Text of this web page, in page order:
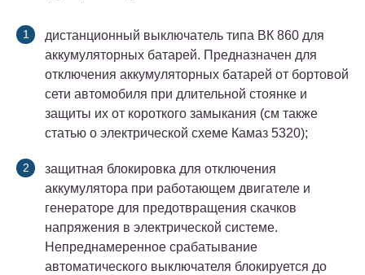
дистанционный выключатель типа ВК 860 для
аккумуляторных батарей. Предназначен для
отключения аккумуляторных батарей от бортовой
сети автомобиля при длительной стоянке и
защиты их от короткого замыкания (см также
статью о электрической схеме Камаз 5320);
защитная блокировка для отключения
аккумулятора при работающем двигателе и
генераторе для предотвращения скачков
напряжения в электрической системе.
Непреднамеренное срабатывание
автоматического выключателя блокируется до